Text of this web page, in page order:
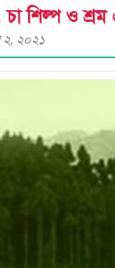
শিল্প ও
২, ২০২১